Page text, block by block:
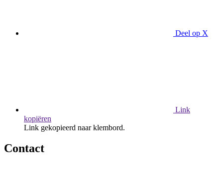
Deel op X
Link
kopiëren
Link gekopieerd naar klembord.
Contact